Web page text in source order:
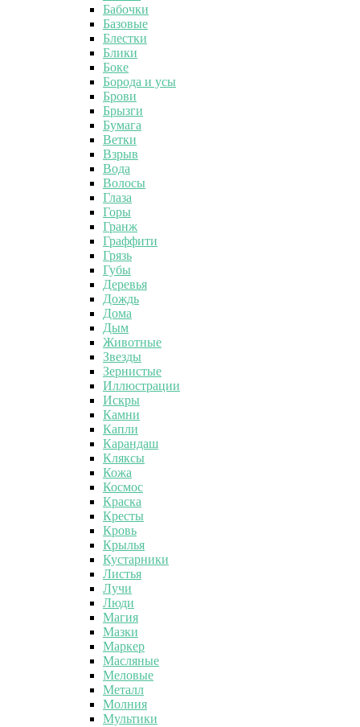
Бабочки
Базовые
Блестки
Блики
Боке
Борода и усы
Брови
Брызги
Бумага
Ветки
Взрыв
Вода
Волосы
Глаза
Горы
Гранж
Граффити
Грязь
Губы
Деревья
Дождь
Дома
Дым
Животные
Звезды
Зернистые
Иллюстрации
Искры
Камни
Капли
Карандаш
Кляксы
Кожа
Космос
Краска
Кресты
Кровь
Крылья
Кустарники
Листья
Лучи
Люди
Магия
Мазки
Маркер
Масляные
Меловые
Металл
Молния
Мультики